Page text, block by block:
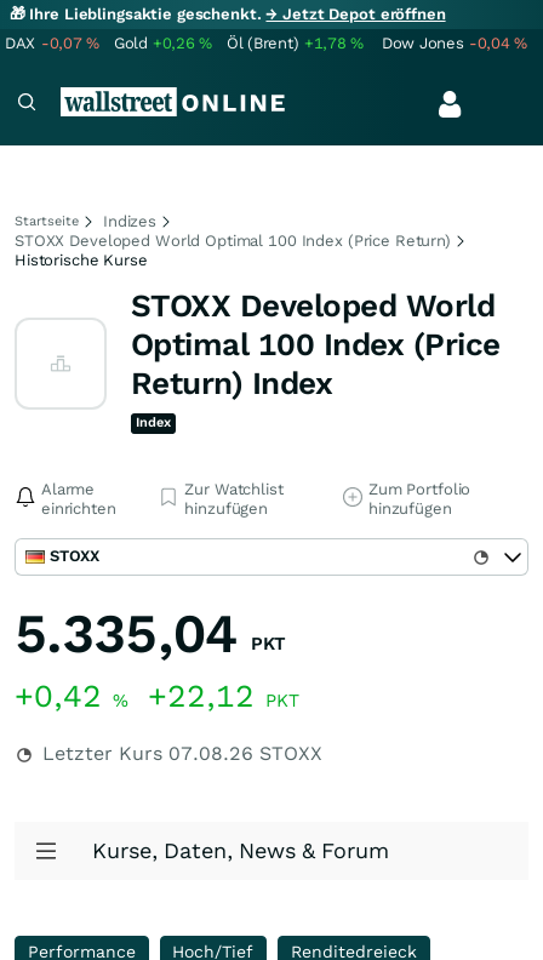
🎁 Ihre Lieblingsaktie geschenkt.→ Jetzt Depot eröffnen
DAX -0,07% Gold +0,26% Öl (Brent) +1,78% Dow Jones -0,04%
Startseite
Indizes
STOXX Developed World Optimal 100 Index (Price Return)
Historische Kurse
STOXX Developed World
Optimal 100 Index (Price
Return) Index
Index
Alarme
einrichten
Zur Watchlist
hinzufügen
Zum Portfolio
hinzufügen
STOXX
5.335,04 PKT
+0,42 % +22,12 PKT
Letzter Kurs 07.08.26 STOXX
Kurse, Daten, News & Forum
Performance Hoch/Tief
Renditedreieck